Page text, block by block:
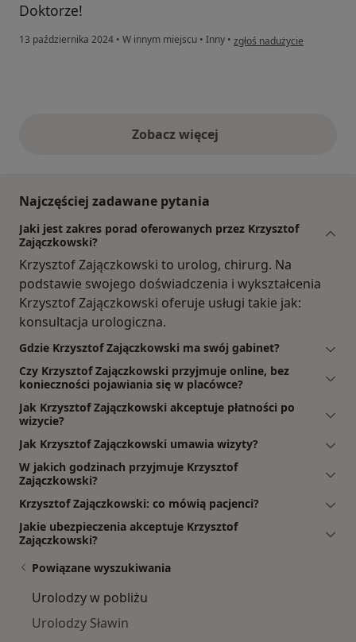
Doktorze!
13 października 2024 • W innym miejscu • Inny • w opinii użytkownika Zenon
zgłoś nadużycie
Zobacz więcejopinie powyżej
Najczęściej zadawane pytania
Jaki jest zakres porad oferowanych przez Krzysztof
Zajączkowski?
Krzysztof Zajączkowski to urolog, chirurg. Na
podstawie swojego doświadczenia i wykształcenia
Krzysztof Zajączkowski oferuje usługi takie jak:
konsultacja urologiczna.
Gdzie Krzysztof Zajączkowski ma swój gabinet?
Czy Krzysztof Zajączkowski przyjmuje online, bez
konieczności pojawiania się w placówce?
Jak Krzysztof Zajączkowski akceptuje płatności po
wizycie?
Jak Krzysztof Zajączkowski umawia wizyty?
W jakich godzinach przyjmuje Krzysztof
Zajączkowski?
Krzysztof Zajączkowski: co mówią pacjenci?
Jakie ubezpieczenia akceptuje Krzysztof
Zajączkowski?
Powiązane wyszukiwania
Urolodzy w pobliżu
Urolodzy Sławin